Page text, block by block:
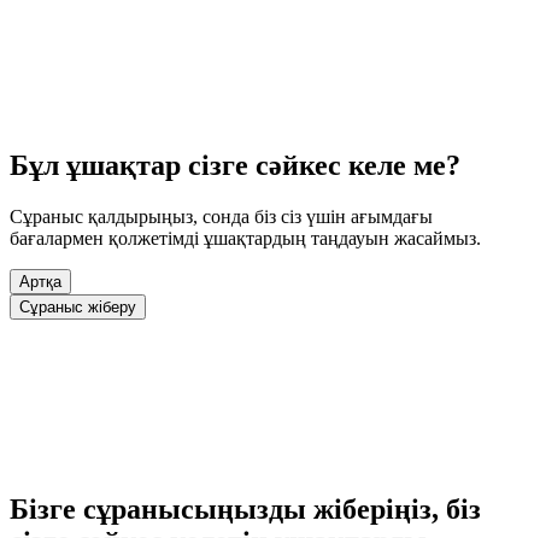
Бұл ұшақтар сізге сәйкес келе ме?
Сұраныс қалдырыңыз, сонда біз сіз үшін ағымдағы
бағалармен қолжетімді ұшақтардың таңдауын жасаймыз.
Артқа
Сұраныс жіберу
Бізге сұранысыңызды жіберіңіз, біз